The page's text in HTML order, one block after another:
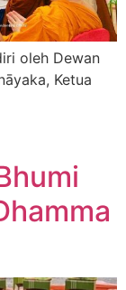
oleh Dewan
Ketua